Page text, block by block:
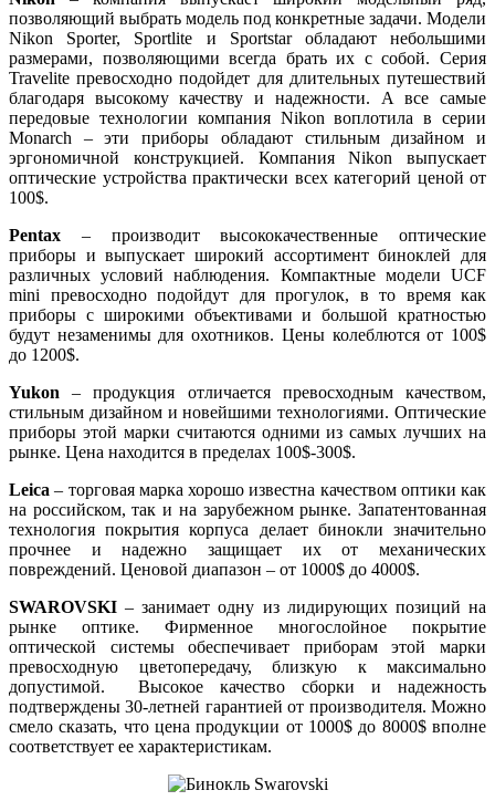
позволяющий выбрать модель под конкретные задачи. Модели
Nikon Sporter, Sportlite и Sportstar обладают небольшими
размерами, позволяющими всегда брать их с собой. Серия
Travelite превосходно подойдет для длительных путешествий
благодаря высокому качеству и надежности. А все самые
передовые технологии компания Nikon воплотила в серии
Monarch – эти приборы обладают стильным дизайном и
эргономичной конструкцией. Компания Nikon выпускает
оптические устройства практически всех категорий ценой от
100$.
Pentax – производит высококачественные оптические
приборы и выпускает широкий ассортимент биноклей для
различных условий наблюдения. Компактные модели UCF
mini превосходно подойдут для прогулок, в то время как
приборы с широкими объективами и большой кратностью
будут незаменимы для охотников. Цены колеблются от 100$
до 1200$.
Yukon – продукция отличается превосходным качеством,
стильным дизайном и новейшими технологиями. Оптические
приборы этой марки считаются одними из самых лучших на
рынке. Цена находится в пределах 100$-300$.
Leica – торговая марка хорошо известна качеством оптики как
на российском, так и на зарубежном рынке. Запатентованная
технология покрытия корпуса делает бинокли значительно
прочнее и надежно защищает их от механических
повреждений. Ценовой диапазон – от 1000$ до 4000$.
SWAROVSKI – занимает одну из лидирующих позиций на
рынке оптике. Фирменное многослойное покрытие
оптической системы обеспечивает приборам этой марки
превосходную цветопередачу, близкую к максимально
допустимой. Высокое качество сборки и надежность
подтверждены 30-летней гарантией от производителя. Можно
смело сказать, что цена продукции от 1000$ до 8000$ вполне
соответствует ее характеристикам.